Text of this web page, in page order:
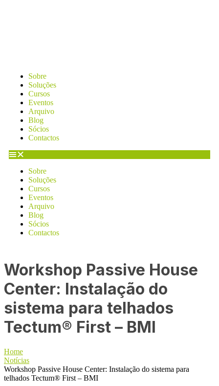
Sobre
Soluções
Cursos
Eventos
Arquivo
Blog
Sócios
Contactos
Sobre
Soluções
Cursos
Eventos
Arquivo
Blog
Sócios
Contactos
Workshop Passive House
Center: Instalação do
sistema para telhados
Tectum® First – BMI
Home
Notícias
Workshop Passive House Center: Instalação do sistema para
telhados Tectum® First – BMI